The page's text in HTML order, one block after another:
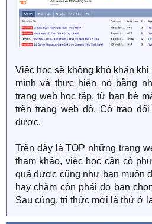
Việc học sẽ không khó khăn khi
mình và thực hiện nó bằng
trang web học tập, từ bạn bè
trên trang web đó. Có trao
được.
Trên đây là TOP những trang
tham khảo, việc học cần có
quả được cũng như bạn muốn
hay chậm còn phải do bạn
Sau cùng, tri thức mới là thứ ở